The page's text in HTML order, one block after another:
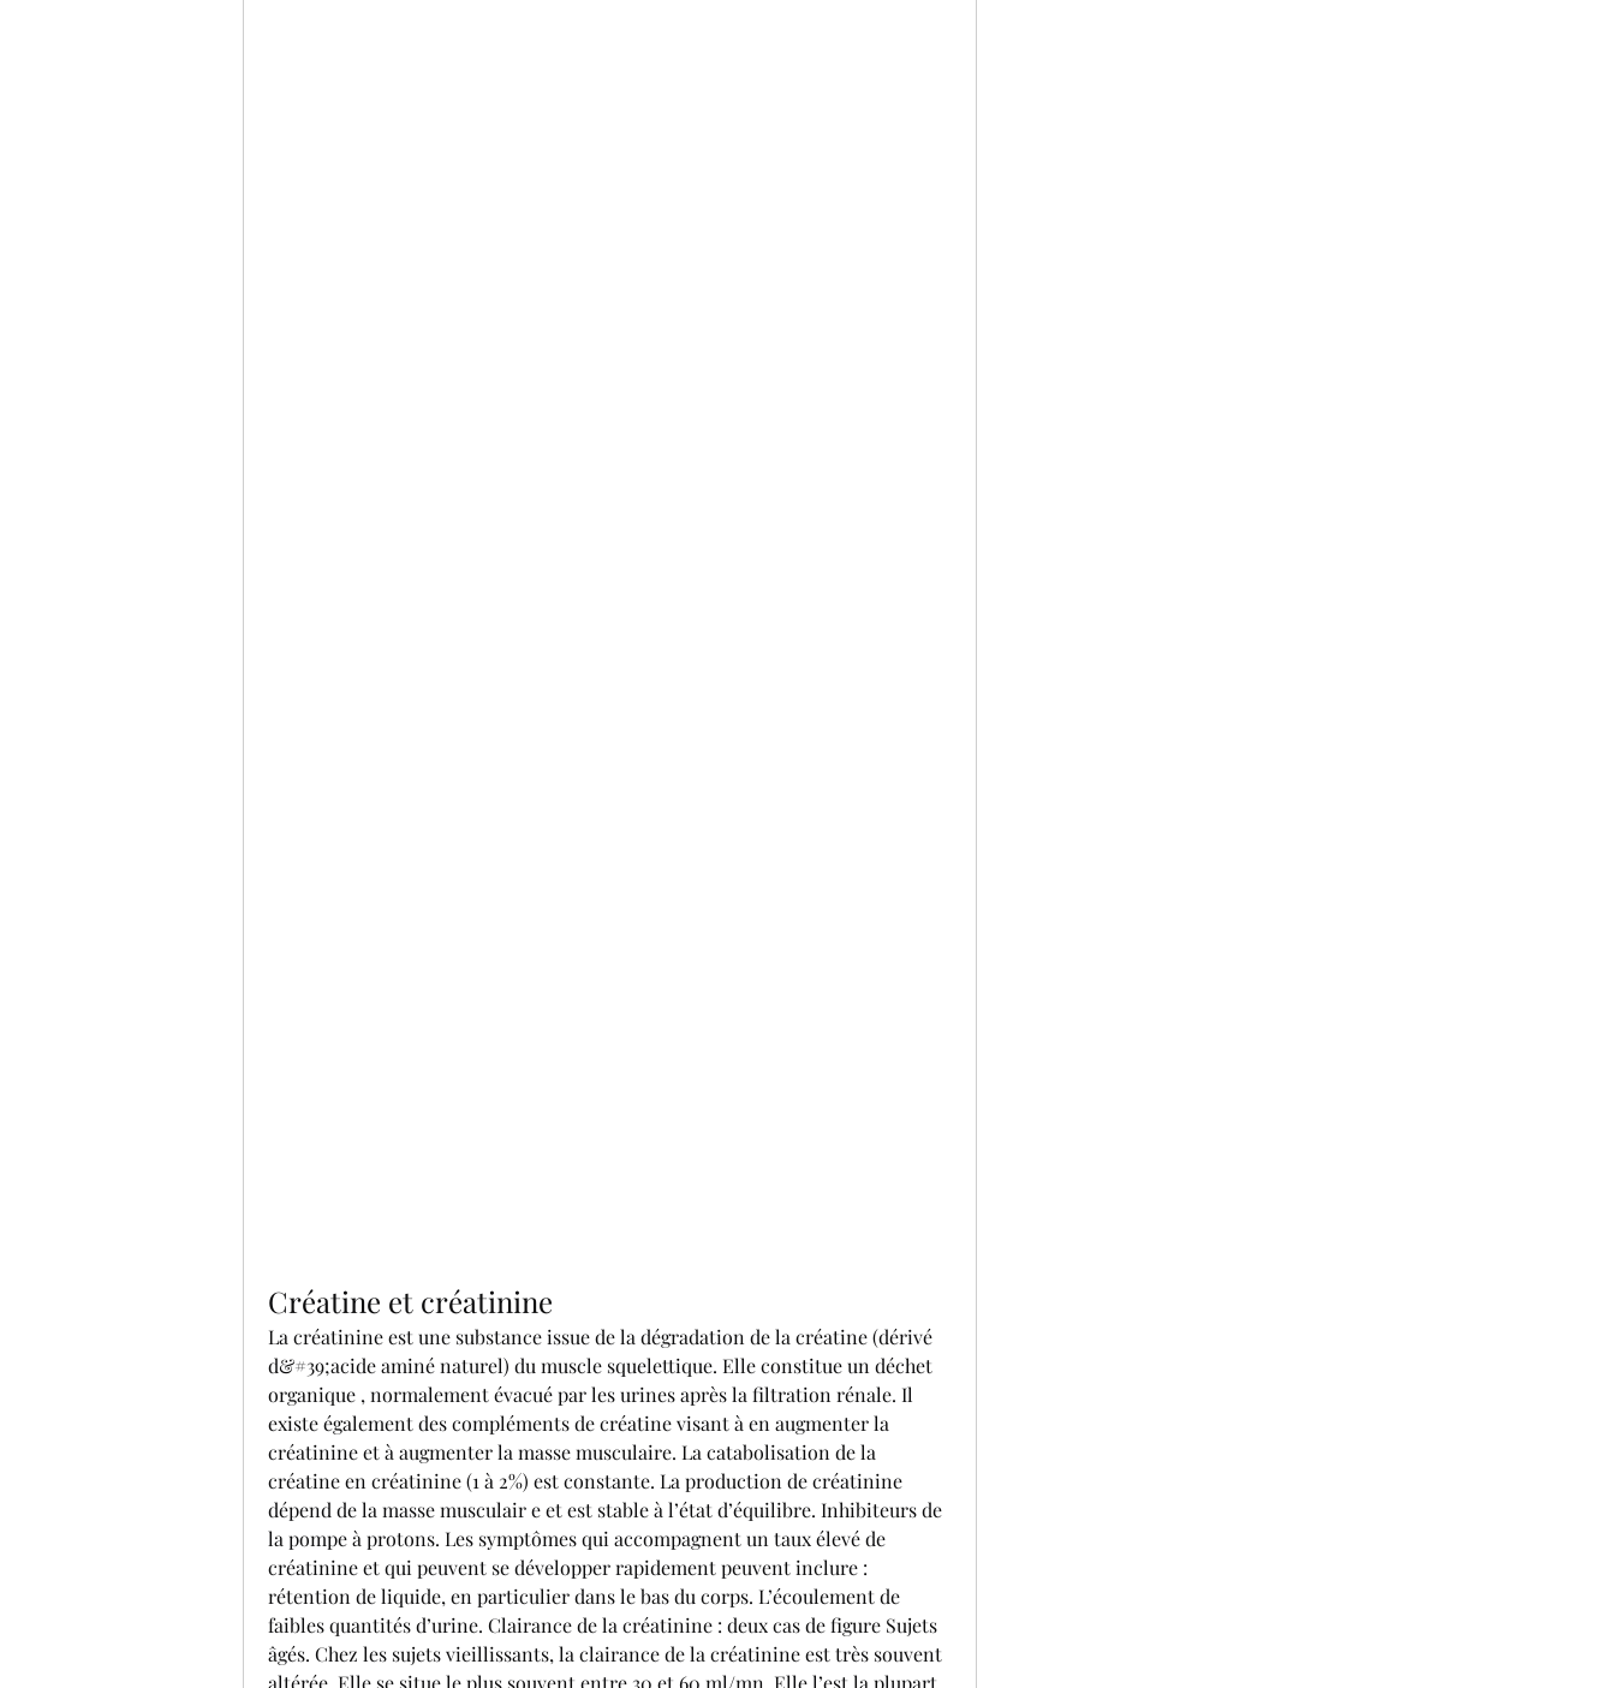
Créatine et créatinine
La créatinine est une substance issue de la dégradation de la créatine (dérivé
d&#39;acide aminé naturel) du muscle squelettique. Elle constitue un déchet
organique , normalement évacué par les urines après la filtration rénale. Il
existe également des compléments de créatine visant à en augmenter la
créatinine et à augmenter la masse musculaire. La catabolisation de la
créatine en créatinine (1 à 2%) est constante. La production de créatinine
dépend de la masse musculair e et est stable à l’état d’équilibre. Inhibiteurs de
la pompe à protons. Les symptômes qui accompagnent un taux élevé de
créatinine et qui peuvent se développer rapidement peuvent inclure :
rétention de liquide, en particulier dans le bas du corps. L’écoulement de
faibles quantités d’urine. Clairance de la créatinine : deux cas de figure Sujets
âgés. Chez les sujets vieillissants, la clairance de la créatinine est très souvent
altérée. Elle se situe le plus souvent entre 30 et 60 ml/mn. Elle l’est la plupart